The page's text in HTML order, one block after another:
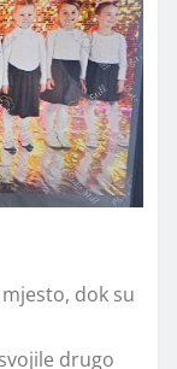
dok su
drugo